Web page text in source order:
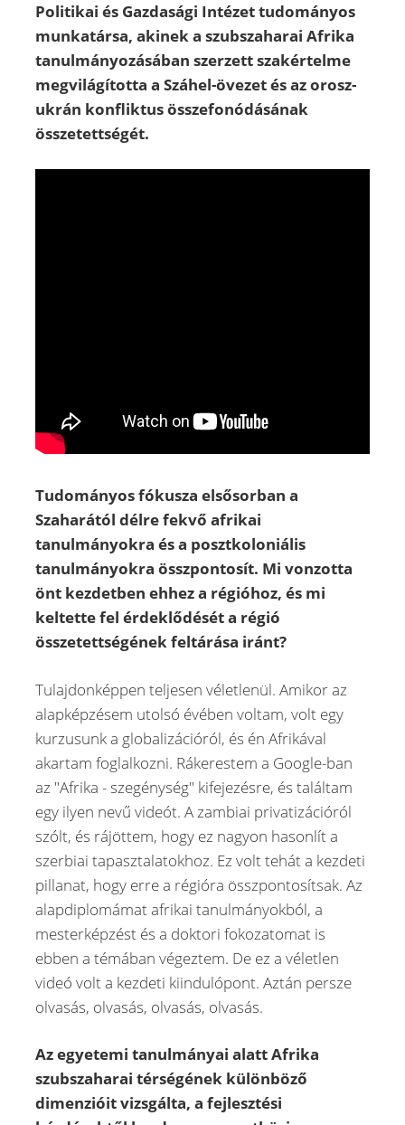
Politikai és Gazdasági Intézet tudományos
munkatársa, akinek a szubszaharai Afrika
tanulmányozásában szerzett szakértelme
megvilágította a Száhel-övezet és az orosz-
ukrán konfliktus összefonódásának
összetettségét.
Tudományos fókusza elsősorban a
Szaharától délre fekvő afrikai
tanulmányokra és a posztkoloniális
tanulmányokra összpontosít. Mi vonzotta
önt kezdetben ehhez a régióhoz, és mi
keltette fel érdeklődését a régió
összetettségének feltárása iránt?
Tulajdonképpen teljesen véletlenül. Amikor az
alapképzésem utolsó évében voltam, volt egy
kurzusunk a globalizációról, és én Afrikával
akartam foglalkozni. Rákerestem a Google-ban
az "Afrika - szegénység" kifejezésre, és találtam
egy ilyen nevű videót. A zambiai privatizációról
szólt, és rájöttem, hogy ez nagyon hasonlít a
szerbiai tapasztalatokhoz. Ez volt tehát a kezdeti
pillanat, hogy erre a régióra összpontosítsak. Az
alapdiplomámat afrikai tanulmányokból, a
mesterképzést és a doktori fokozatomat is
ebben a témában végeztem. De ez a véletlen
videó volt a kezdeti kiindulópont. Aztán persze
olvasás, olvasás, olvasás, olvasás.
Az egyetemi tanulmányai alatt Afrika
szubszaharai térségének különböző
dimenzióit vizsgálta, a fejlesztési